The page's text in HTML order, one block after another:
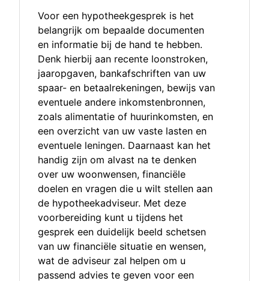
Voor een hypotheekgesprek is het
belangrijk om bepaalde documenten
en informatie bij de hand te hebben.
Denk hierbij aan recente loonstroken,
jaaropgaven, bankafschriften van uw
spaar- en betaalrekeningen, bewijs van
eventuele andere inkomstenbronnen,
zoals alimentatie of huurinkomsten, en
een overzicht van uw vaste lasten en
eventuele leningen. Daarnaast kan het
handig zijn om alvast na te denken
over uw woonwensen, financiële
doelen en vragen die u wilt stellen aan
de hypotheekadviseur. Met deze
voorbereiding kunt u tijdens het
gesprek een duidelijk beeld schetsen
van uw financiële situatie en wensen,
wat de adviseur zal helpen om u
passend advies te geven voor een